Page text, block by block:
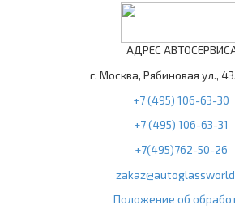
АДРЕС
г. Москва, Рябиновая ул.,
+7 (495) 106-63-30
+7 (495) 106-63-31
+7(495)762-50-26
Положение об